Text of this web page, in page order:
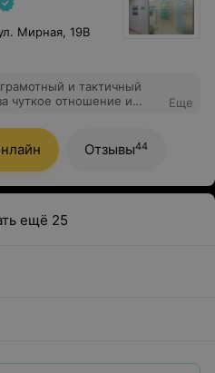
Мирная, 19В
и тактичный
чуткое отношение и
пациентом.
Еще
Отзывы44
ещё 25